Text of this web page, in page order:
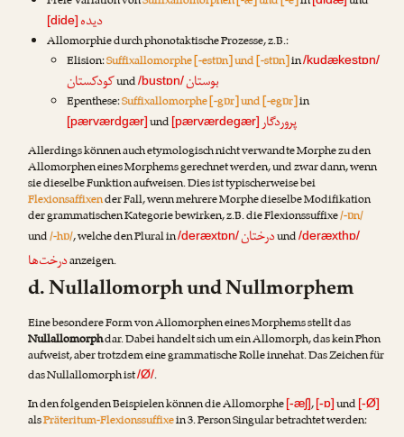
[dide] دیده
Allomorphie durch phonotaktische Prozesse, z.B.:
Elision:Suffixallomorphe [-estɒn] und [-stɒn]in/kudækestɒn/
کودکستانund/bustɒn/بوستان
Epenthese:Suffixallomorphe [-gɒr] und [-egɒr]in
[pærværdgær]und [pærværdegær]پروردگار
Allerdings können auch etymologisch nicht verwandte Morphe zu den
Allomorphen eines Morphems gerechnet werden, und zwar dann, wenn
sie dieselbe Funktion aufweisen. Dies ist typischerweise bei
Flexionsaffixender Fall, wenn mehrere Morphe dieselbe Modifikation
der grammatischen Kategorie bewirken, z.B. die Flexionssuffixe/-ɒn/
und/-hɒ/, welche den Plural in/deræxtɒn/درختانund/deræxthɒ/
درخت‌هاanzeigen.
d. Nullallomorph und Nullmorphem
Eine besondere Form von Allomorphen eines Morphems stellt das
Nullallomorphdar. Dabei handelt sich um ein Allomorph, das kein Phon
aufweist, aber trotzdem eine grammatische Rolle innehat. Das Zeichen für
das Nullallomorph ist/Ø/.
In den folgenden Beispielen können die Allomorphe[-æʃ],[-ɒ]und [-Ø]
alsPräteritum-Flexionssuffixein 3. Person Singular betrachtet werden: